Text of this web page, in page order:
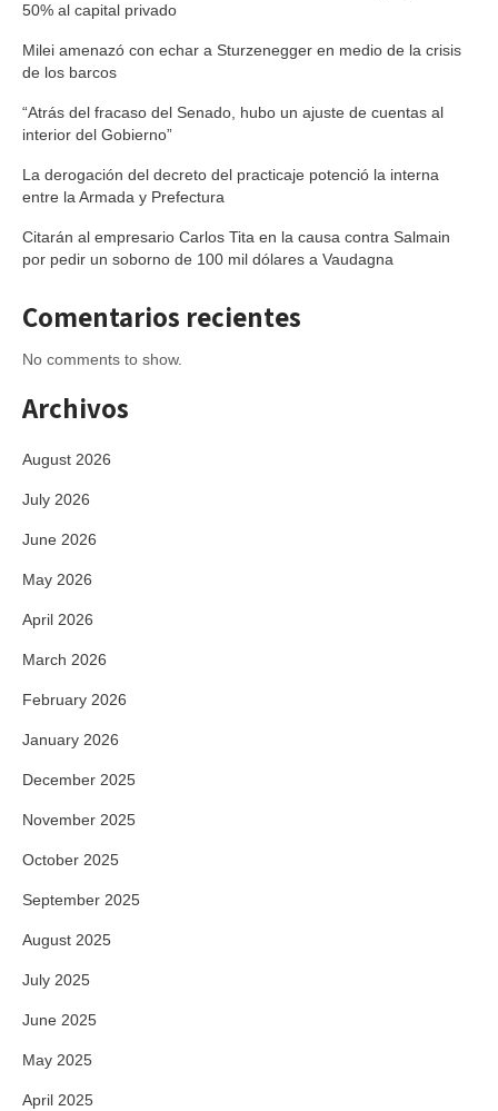
50% al capital privado
Milei amenazó con echar a Sturzenegger en medio de la crisis
de los barcos
“Atrás del fracaso del Senado, hubo un ajuste de cuentas al
interior del Gobierno”
La derogación del decreto del practicaje potenció la interna
entre la Armada y Prefectura
Citarán al empresario Carlos Tita en la causa contra Salmain
por pedir un soborno de 100 mil dólares a Vaudagna
Comentarios recientes
No comments to show.
Archivos
August 2026
July 2026
June 2026
May 2026
April 2026
March 2026
February 2026
January 2026
December 2025
November 2025
October 2025
September 2025
August 2025
July 2025
June 2025
May 2025
April 2025